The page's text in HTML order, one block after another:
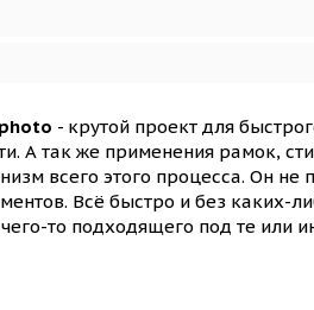
- крутой проект для
А так же применения рамок,
всего этого процесса. Он
Всё быстро и без каких-
то подходящего под те или